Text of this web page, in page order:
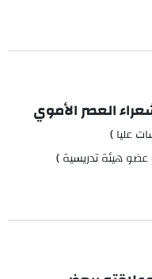
العصر الأموي
عليا )
عضو هيئة تدريسية )